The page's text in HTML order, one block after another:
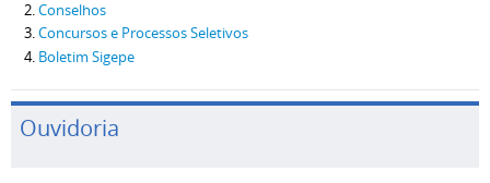
Conselhos
Concursos e Processos Seletivos
Boletim Sigepe
Ouvidoria